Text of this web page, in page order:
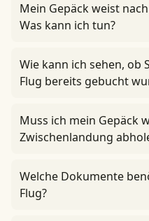
Mein Gepäck weist
Was kann ich tun?
Wie kann ich sehen, ob
Flug bereits gebucht
Muss ich mein Gepäck
Zwischenlandung
Welche Dokumente
Flug?